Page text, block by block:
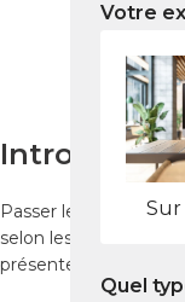
Votre
Quel
TCF
Passer le TCF
selon les exigences
présente toutes les